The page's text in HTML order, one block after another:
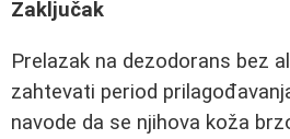
Zaključak
Prelazak na dezodorans bez
zahtevati period
navode da se njihova koža